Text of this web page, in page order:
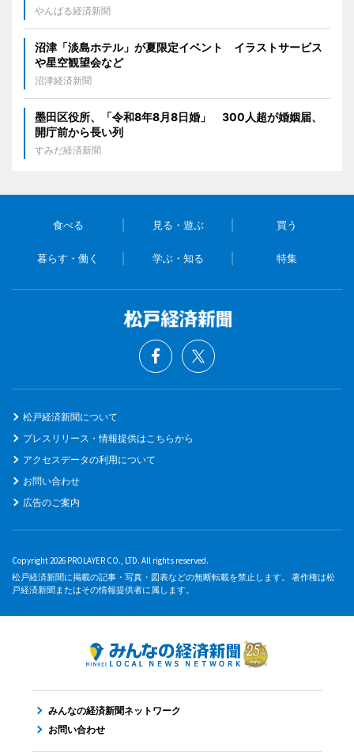
やんばる経済新聞
沼津「淡島ホテル」が夏限定イベント イラストサービス
や星空観望会など
沼津経済新聞
墨田区役所、「令和8年8月8日婚」 300人超が婚姻届、
開庁前から長い列
すみだ経済新聞
食べる 見る・遊ぶ 買う
暮らす・働く 学ぶ・知る 特集
松戸経済新聞について
プレスリリース・情報提供はこちらから
アクセスデータの利用について
お問い合わせ
広告のご案内
Copyright 2026 PROLAYER CO., LTD. All rights reserved.
松戸経済新聞に掲載の記事・写真・図表などの無断転載を禁止します。 著作権は松
戸経済新聞またはその情報提供者に属します。
みんなの経済新聞ネットワーク
お問い合わせ